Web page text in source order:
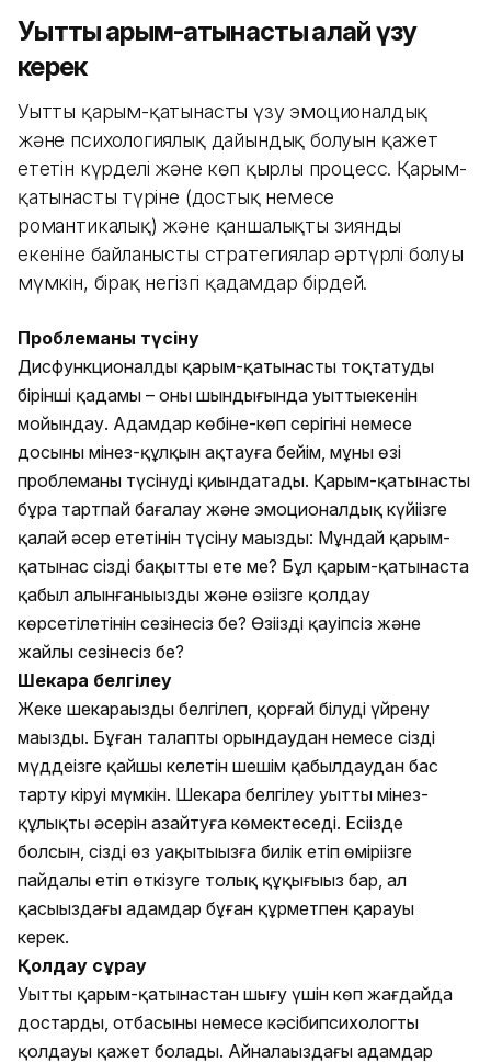
Уытты қарым-қатынасты қалай үзу
керек
Уытты қарым-қатынасты үзу эмоционалдық
және психологиялық дайындық болуын қажет
ететін күрделі және көп қырлы процесс. Қарым-
қатынастың түріне (достық немесе
романтикалық) және қаншалықты зиянды
екеніне байланысты стратегиялар әртүрлі болуы
мүмкін, бірақ негізгі қадамдар бірдей.
Проблеманы түсіну
Дисфункционалды қарым-қатынасты тоқтатудың
бірінші қадамы – оның шындығында уыттыекенін
мойындау. Адамдар көбіне-көп серігінің немесе
досының мінез-құлқын ақтауға бейім, мұның өзі
проблеманы түсінуді қиындатады. Қарым-қатынасты
бұра тартпай бағалау және эмоционалдық күйіңізге
қалай әсер ететінін түсіну маңызды: Мұндай қарым-
қатынас сізді бақытты ете ме? Бұл қарым-қатынаста
қабыл алынғаныңызды және өзіңізге қолдау
көрсетілетінін сезінесіз бе? Өзіңізді қауіпсіз және
жайлы сезінесіз бе?
Шекара белгілеу
Жеке шекараңызды белгілеп, қорғай білуді үйрену
маңызды. Бұған талапты орындаудан немесе сіздің
мүддеңізге қайшы келетін шешім қабылдаудан бас
тарту кіруі мүмкін. Шекара белгілеу уытты мінез-
құлықтың әсерін азайтуға көмектеседі. Есіңізде
болсын, сіздің өз уақытыңызға билік етіп өміріңізге
пайдалы етіп өткізуге толық құқығыңыз бар, ал
қасыңыздағы адамдар бұған құрметпен қарауы
керек.
Қолдау сұрау
Уытты қарым-қатынастан шығу үшін көп жағдайда
достардың, отбасының немесе кәсібипсихологтың
қолдауы қажет болады. Айналаңыздағы адамдар